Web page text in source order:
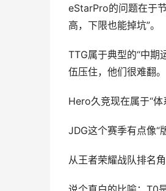
eStarPro的问题在于
高，下限也能掉坑”。
TTG属于典型的“中期
伍压住，他们很难翻。
Hero久竞现在属于“
JDG这个赛季有点像“
从王者荣耀战队排名